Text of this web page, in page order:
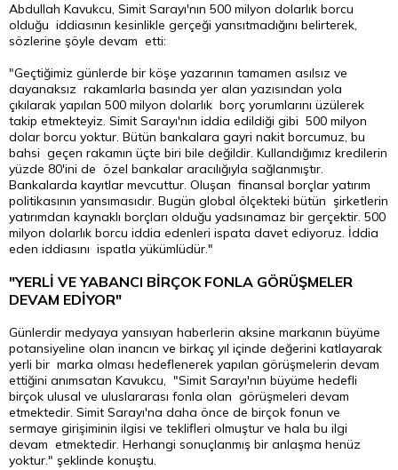
Abdullah Kavukcu, Simit Sarayı'nın 500 milyon dolarlık borcu
olduğu iddiasının kesinlikle gerçeği yansıtmadığını belirterek,
sözlerine şöyle devam etti:
"Geçtiğimiz günlerde bir köşe yazarının tamamen asılsız ve
dayanaksız rakamlarla basında yer alan yazısından yola
çıkılarak yapılan 500 milyon dolarlık borç yorumlarını üzülerek
takip etmekteyiz. Simit Sarayı'nın iddia edildiği gibi 500 milyon
dolar borcu yoktur. Bütün bankalara gayri nakit borcumuz, bu
bahsi geçen rakamın üçte biri bile değildir. Kullandığımız kredilerin
yüzde 80'ini de özel bankalar aracılığıyla sağlanmıştır.
Bankalarda kayıtlar mevcuttur. Oluşan finansal borçlar yatırım
politikasının yansımasıdır. Bugün global ölçekteki bütün şirketlerin
yatırımdan kaynaklı borçları olduğu yadsınamaz bir gerçektir. 500
milyon dolarlık borcu iddia edenleri ispata davet ediyoruz. İddia
eden iddiasını ispatla yükümlüdür."
"YERLİ VE YABANCI BİRÇOK FONLA GÖRÜŞMELER
DEVAM EDİYOR"
Günlerdir medyaya yansıyan haberlerin aksine markanın büyüme
potansiyeline olan inancın ve birkaç yıl içinde değerini katlayarak
yerli bir marka olması hedeflenerek yapılan görüşmelerin devam
ettiğini anımsatan Kavukcu, "Simit Sarayı'nın büyüme hedefli
birçok ulusal ve uluslararası fonla olan görüşmeleri devam
etmektedir. Simit Sarayı'na daha önce de birçok fonun ve
sermaye girişiminin ilgisi ve teklifleri olmuştur ve hala bu ilgi
devam etmektedir. Herhangi sonuçlanmış bir anlaşma henüz
yoktur." şeklinde konuştu.